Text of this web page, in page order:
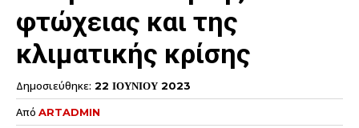
φτώχειας και της
κλιματικής κρίσης
Δημοσιεύθηκε: 22 ΙΟΥΝΙΟΥ 2023
Από ARTADMIN